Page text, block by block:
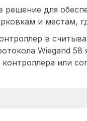
решение для
и местам,
в
Wiegand 58
или